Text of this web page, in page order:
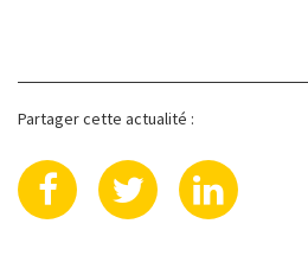
Partager cette actualité :